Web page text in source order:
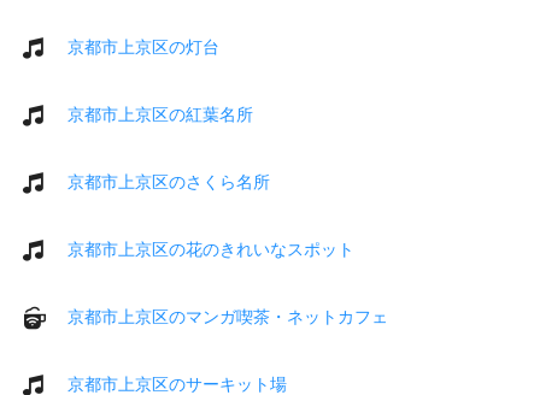
京都市上京区の灯台
京都市上京区の紅葉名所
京都市上京区のさくら名所
京都市上京区の花のきれいなスポット
京都市上京区のマンガ喫茶・ネットカフェ
京都市上京区のサーキット場